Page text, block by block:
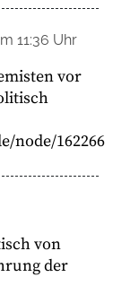
11:36 Uhr
vor
node/162266
von
der